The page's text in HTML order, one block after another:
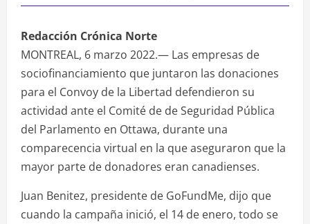
Redacción Crónica Norte
MONTREAL, 6 marzo 2022.— Las empresas de
sociofinanciamiento que juntaron las donaciones
para el Convoy de la Libertad defendieron su
actividad ante el Comité de de Seguridad Pública
del Parlamento en Ottawa, durante una
comparecencia virtual en la que aseguraron que la
mayor parte de donadores eran canadienses.
Juan Benitez, presidente de GoFundMe, dijo que
cuando la campaña inició, el 14 de enero, todo se